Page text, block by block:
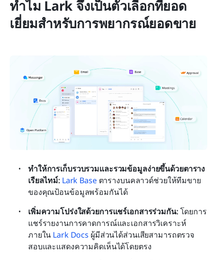
ทำไม Lark จึงเป็นตัวเลือกที่ยอด
เยี่ยมสำหรับการพยากรณ์ยอดขาย
ทำให้การเก็บรวบรวมและรวมข้อมูลง่ายขึ้นด้วยตาราง
เรียลไทม์: Lark Base ตารางบนคลาวด์ช่วยให้ทีมขาย
ของคุณป้อนข้อมูลพร้อมกันได้
เพิ่มความโปร่งใสด้วยการแชร์เอกสารร่วมกัน: โดยการ
แชร์รายงานการคาดการณ์และเอกสารวิเคราะห์
ภายใน Lark Docs ผู้มีส่วนได้ส่วนเสียสามารถตรวจ
สอบและแสดงความคิดเห็นได้โดยตรง